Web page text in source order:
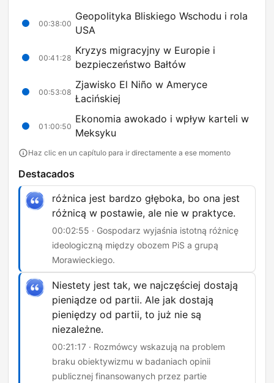
00:38:00
Geopolityka Bliskiego Wschodu i rola
USA
00:41:28
Kryzys migracyjny w Europie i
bezpieczeństwo Bałtów
00:53:08
Zjawisko El Niño w Ameryce
Łacińskiej
01:00:50
Ekonomia awokado i wpływ karteli w
Meksyku
Haz clic en un capítulo para ir directamente a ese momento
Destacados
różnica jest bardzo głęboka, bo ona jest
różnicą w postawie, ale nie w praktyce.
00:02:55 · Gospodarz wyjaśnia istotną różnicę
ideologiczną między obozem PiS a grupą
Morawieckiego.
Niestety jest tak, we najczęściej dostają
pieniądze od partii. Ale jak dostają
pieniędzy od partii, to już nie są
niezależne.
00:21:17 · Rozmówcy wskazują na problem
braku obiektywizmu w badaniach opinii
publicznej finansowanych przez partie